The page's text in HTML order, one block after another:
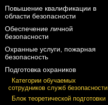
Повышение квалификации в
области безопасности
Обеспечение личной
безопасности
Охранные услуги, пожарная
безопасность
Подготовка охраников
Категории обучаемых
сотрудников служб безопасности
Блок теоретической подготовки